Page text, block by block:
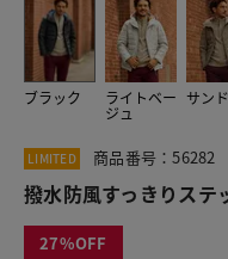
ブラック ライトベー
ジュ
サンド
LIMITED 商品番号：56282
撥水防風すっきりステ
27
この商品をシェアする
撥水防風す
¥11,490 税